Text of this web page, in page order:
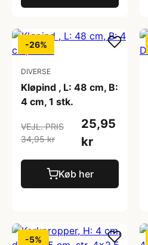
-26%
DIVERSE
Kløpind , L: 48 cm, B:
4 cm, 1 stk.
VEJL. PRIS
34,95 kr
25,95
kr
Køb her
-5%